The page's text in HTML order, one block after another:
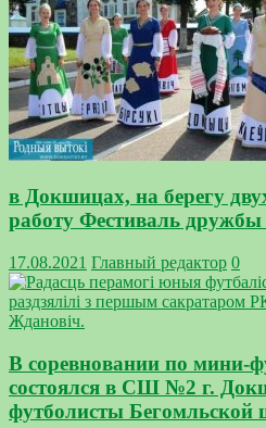
в Докшицах, на берегу
работу Фестиваль дружбы
17.08.2021 Главный редактор 0
В соревновании по мини-
состоялся в СШ №2 г.
футболисты